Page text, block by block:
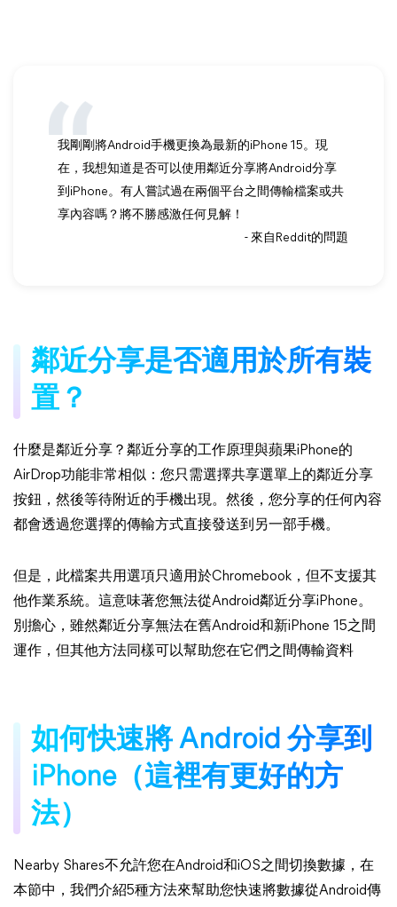
我剛剛將Android手機更換為最新的iPhone 15。現
在，我想知道是否可以使用鄰近分享將Android分享
到iPhone。有人嘗試過在兩個平台之間傳輸檔案或共
享內容嗎？將不勝感激任何見解！
- 來自Reddit的問題
鄰近分享是否適用於所有裝
置？
什麼是鄰近分享？鄰近分享的工作原理與蘋果iPhone的
AirDrop功能非常相似：您只需選擇共享選單上的鄰近分享
按鈕，然後等待附近的手機出現。然後，您分享的任何內容
都會透過您選擇的傳輸方式直接發送到另一部手機。
但是，此檔案共用選項只適用於Chromebook，但不支援其
他作業系統。這意味著您無法從Android鄰近分享iPhone。
別擔心，雖然鄰近分享無法在舊Android和新iPhone 15之間
運作，但其他方法同樣可以幫助您在它們之間傳輸資料
如何快速將 Android 分享到
iPhone（這裡有更好的方
法）
Nearby Shares不允許您在Android和iOS之間切換數據，在
本節中，我們介紹5種方法來幫助您快速將數據從Android傳